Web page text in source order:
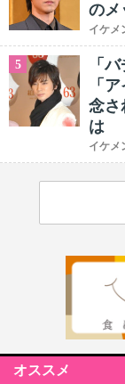
のメ
イケメ
5
「
「
念さ
は
イケメ
オススメ